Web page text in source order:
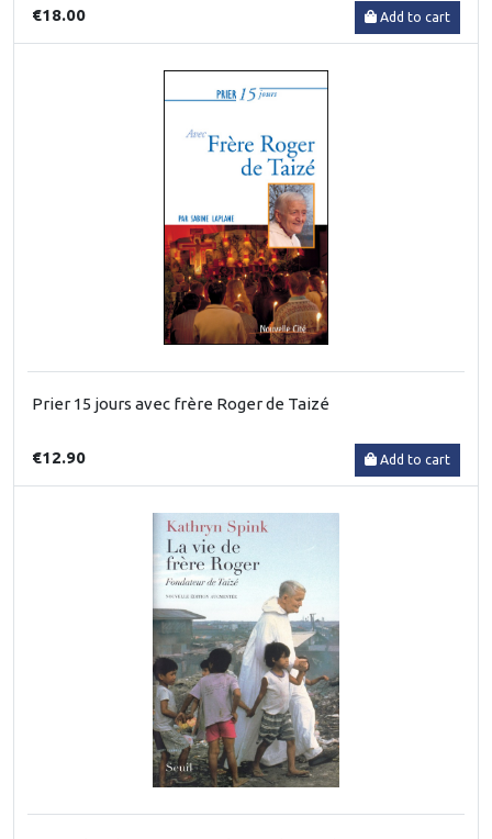
€18.00 Add to cart
Prier 15 jours avec frère Roger de Taizé
€12.90 Add to cart